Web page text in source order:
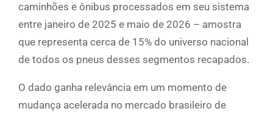
caminhões e ônibus processados em seu sistema
entre janeiro de 2025 e maio de 2026 – amostra
que representa cerca de 15% do universo nacional
de todos os pneus desses segmentos recapados.
O dado ganha relevância em um momento de
mudança acelerada no mercado brasileiro de